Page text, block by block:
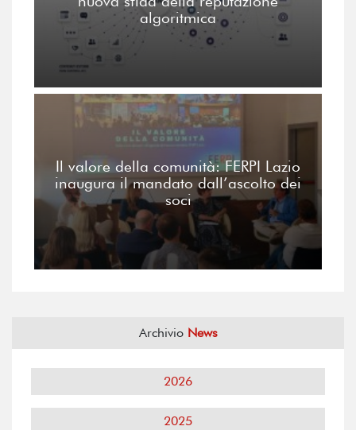
algoritmica
Il valore della comunità: FERPI Lazio
inaugura il mandato dall’ascolto dei
soci
Archivio News
2026
2025